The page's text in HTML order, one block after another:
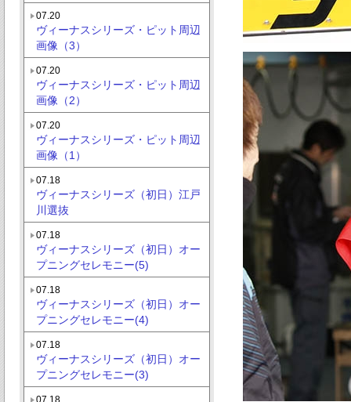
07.20
ヴィーナスシリーズ・ピット周辺
画像（3）
07.20
ヴィーナスシリーズ・ピット周辺
画像（2）
07.20
ヴィーナスシリーズ・ピット周辺
画像（1）
07.18
ヴィーナスシリーズ（初日）江戸
川選抜
07.18
ヴィーナスシリーズ（初日）オー
プニングセレモニー(5)
07.18
ヴィーナスシリーズ（初日）オー
プニングセレモニー(4)
07.18
ヴィーナスシリーズ（初日）オー
プニングセレモニー(3)
07.18